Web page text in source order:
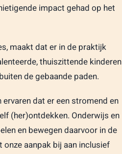
impact gehad op het
maakt dat er in de praktijk
thuiszittende kinderen
de gebaande paden.
dat er een stromend en
(her)ontdekken. Onderwijs en
en bewegen daarvoor in de
aanpak bij aan inclusief